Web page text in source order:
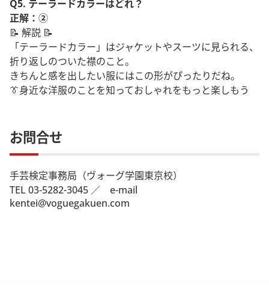
Q5. テーラードカラーはどれ？
正解：②
📝 解説 📝
「テーラードカラー」はジャケットやスーツに見られる、
折り返しのついた襟のこと。
きちんと感を出したい服にはこの形がぴったりだね。
👔身近な洋服のことを知っておしゃれをもっと楽しもう
お問合せ
手芸検定事務局（ヴォーグ学園東京校）
TEL 03-5282-3045 ／ e-mail
kentei@voguegakuen.com